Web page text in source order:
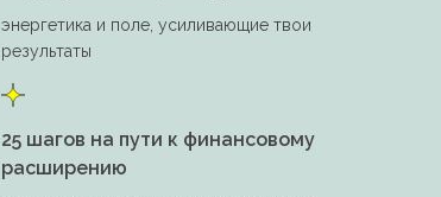
энергетика и поле, усиливающие твои
результаты
25 шагов на пути к финансовому
расширению